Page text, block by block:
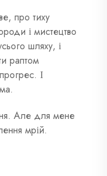
про тиху
і мистецтво
шляху, і
раптом
І
Але для мене
мрій.